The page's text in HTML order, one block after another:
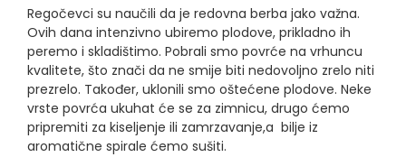
Regočevci su naučili da je redovna berba jako važna.
Ovih dana intenzivno ubiremo plodove, prikladno ih
peremo i skladištimo. Pobrali smo povrće na vrhuncu
kvalitete, što znači da ne smije biti nedovoljno zrelo niti
prezrelo. Također, uklonili smo oštećene plodove. Neke
vrste povrća ukuhat će se za zimnicu, drugo ćemo
pripremiti za kiseljenje ili zamrzavanje,a bilje iz
aromatične spirale ćemo sušiti.